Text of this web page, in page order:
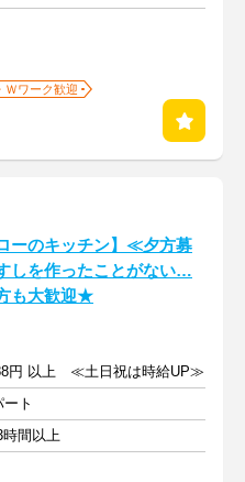
Ｗワーク歓迎
ーのキッチン】≪夕方募
しを作ったことがない…
も大歓迎★
円 以上 ≪土日祝は時給UP≫
ト
間以上